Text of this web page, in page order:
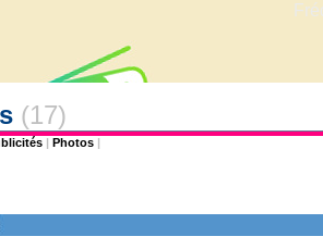
(17)
| Photos |